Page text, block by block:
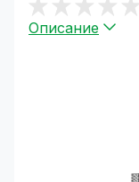
Описание